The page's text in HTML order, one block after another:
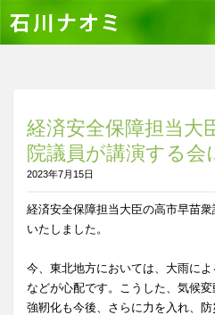
経済安全保障担当大
院議員が講演する会
2023年7月15日
経済安全保障担当大臣の高市早苗
いたしました。
今、東北地方においては、大雨に
などが心配です。こうした、気候
強靭化も今後、さらに力を入れ、防